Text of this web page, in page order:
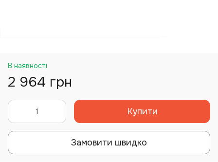
В наявності
2 964 грн
Купити
Замовити швидко